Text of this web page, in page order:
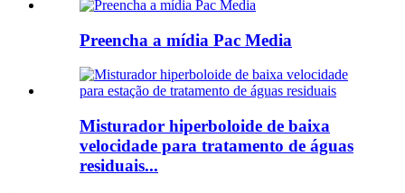
Preencha a mídia Pac Media
Misturador hiperboloide de baixa
velocidade para tratamento de águas
residuais...